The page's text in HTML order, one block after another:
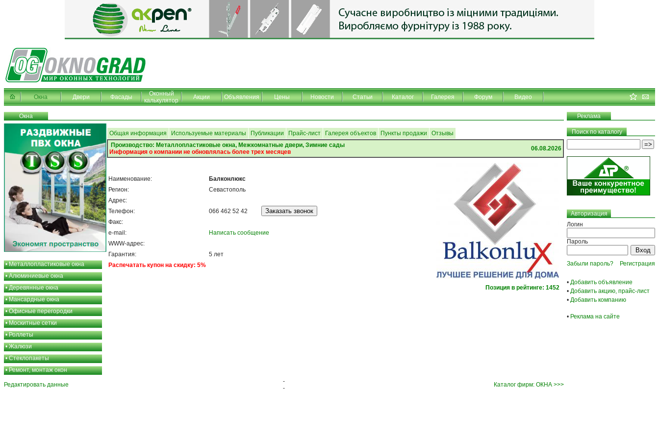
Окна Двери Фасады
Оконный
калькулятор
Акции Объявления Цены Новости Статьи Каталог Галерея Форум Видео
Окна Реклама
•Металлопластиковые окна
•Алюминиевые окна
•Деревянные окна
•Мансардные окна
•Офисные перегородки
•Москитные сетки
•Роллеты
•Жалюзи
•Стеклопакеты
•Ремонт, монтаж окон
Общая информация Используемые материалы Публикации Прайс-лист Галерея объектов Пункты продажи
Отзывы
Производство: Металлопластиковые окна, Межкомнатные двери, Зимние сады
Информация о компании не обновлялась более трех месяцев
06.08.2026
Наименование:
Регион:
Адрес:
Телефон:
Факс:
e-mail:
WWW-адрес:
Гарантия:
Распечатать купон на скидку: 5%
Балконлюкс
Севастополь
066 462 52 42
Написать сообщение
5 лет
Позиция в рейтинге: 1452
Поиск по каталогу
Авторизация
Логин
Пароль
Забыли пароль? Регистрация
• Добавить объявление
• Добавить акцию, прайс-лист
• Добавить компанию
• Реклама на сайте
Редактировать данные
-
-
Каталог фирм: ОКНА >>>